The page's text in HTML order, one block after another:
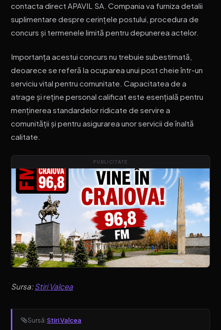
contacta direct APAVIL SA. Compania va furniza detalii
suplimentare despre cerințele postului, procedura de
concurs și termenele limită pentru depunerea actelor.
Importanța acestui concurs nu trebuie subestimată,
deoarece se referă la ocuparea unui post cheie într-un
serviciu vital pentru comunitate. Capacitatea de a
atrage și reține personal calificat este esențială pentru
menținerea standardelor ridicate de servire a
comunității și pentru asigurarea unor servicii de înaltă
calitate.
PUBLICITATE
Sursa:Stiri Valcea
Sursă:Stiri Valcea